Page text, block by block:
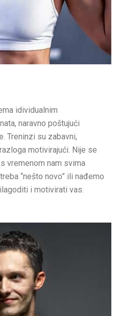
idividualnim
naravno poštujući
Treninzi su zabavni,
motivirajući. Nije se
vremenom nam svima
“nešto novo” ili nađemo
i motivirati vas.